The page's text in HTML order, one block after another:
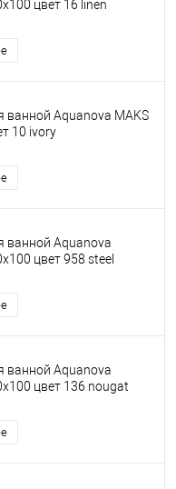
цвет 16 linen
ванной Aquanova MAKS
10 ivory
ванной Aquanova
цвет 958 steel
ванной Aquanova
цвет 136 nougat